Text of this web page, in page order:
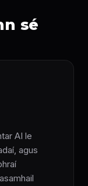
sé
AI le
agus